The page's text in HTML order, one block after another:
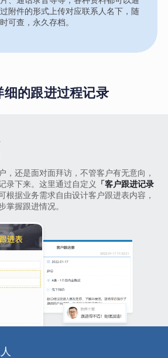
过附件的形式上传对应联系人名下，随
时可查，永久存档。
细的跟进过程记录
，还是面对面拜访，不管客户有无意向，
录下来。这里通过自定义 「客户跟进记录
根据业务需求自由设计客户跟进表内容，
掌握跟进情况。